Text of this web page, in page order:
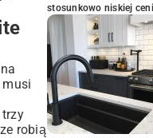
trzy
robią
stosunkowo niskiej